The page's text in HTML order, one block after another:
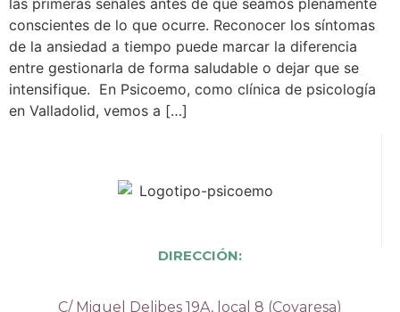
las primeras señales antes de que seamos plenamente
conscientes de lo que ocurre. Reconocer los síntomas
de la ansiedad a tiempo puede marcar la diferencia
entre gestionarla de forma saludable o dejar que se
intensifique. En Psicoemo, como clínica de psicología
en Valladolid, vemos a […]
DIRECCIÓN:
C/ Miguel Delibes 19A, local 8 (Covaresa)